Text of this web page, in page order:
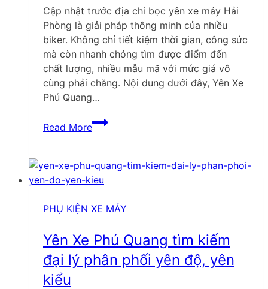
Cập nhật trước địa chỉ bọc yên xe máy Hải
Phòng là giải pháp thông minh của nhiều
biker. Không chỉ tiết kiệm thời gian, công sức
mà còn nhanh chóng tìm được điểm đến
chất lượng, nhiều mẫu mã với mức giá vô
cùng phải chăng. Nội dung dưới đây, Yên Xe
Phú Quang…
Read More
Top
05
chỉ
bọc
xe
Hải
Phòng
cập
PHỤ KIỆN XE MÁY
Yên Xe Phú Quang tìm kiếm
đại lý phân phối yên độ, yên
kiểu